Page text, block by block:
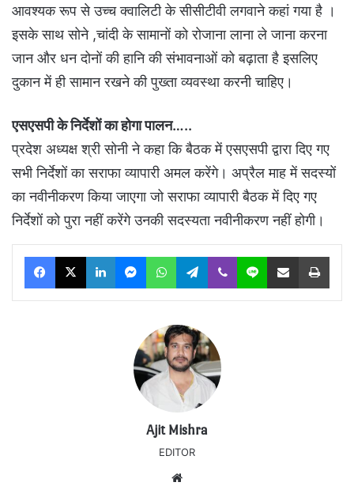
आवश्यक रूप से उच्च क्वालिटी के सीसीटीवी लगवाने कहां गया है ।
इसके साथ सोने ,चांदी के सामानों को रोजाना लाना ले जाना करना
जान और धन दोनों की हानि की संभावनाओं को बढ़ाता है इसलिए
दुकान में ही सामान रखने की पुख्ता व्यवस्था करनी चाहिए।
एसएसपी के निर्देशों का होगा पालन…..
प्रदेश अध्यक्ष श्री सोनी ने कहा कि बैठक में एसएसपी द्वारा दिए गए
सभी निर्देशों का सराफा व्यापारी अमल करेंगे। अप्रैल माह में सदस्यों
का नवीनीकरण किया जाएगा जो सराफा व्यापारी बैठक में दिए गए
निर्देशों को पुरा नहीं करेंगे उनकी सदस्यता नवीनीकरण नहीं होगी।
Facebook
X LinkedInMessengerWhatsAppTelegram
Viber Line Share via Email Print
Ajit Mishra
EDITOR